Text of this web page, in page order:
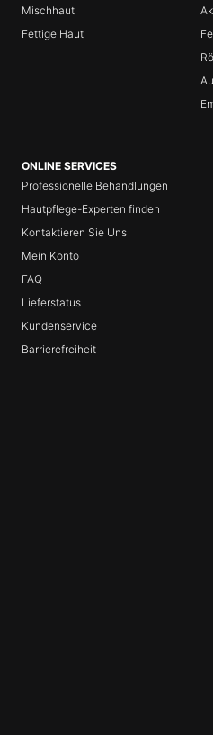
Mischhaut
Fettige Haut
ONLINE SERVICES
Professionelle Behandlungen
Hautpflege-Experten finden
Kontaktieren Sie Uns
Mein Konto
FAQ
Lieferstatus
Kundenservice
Barrierefreiheit